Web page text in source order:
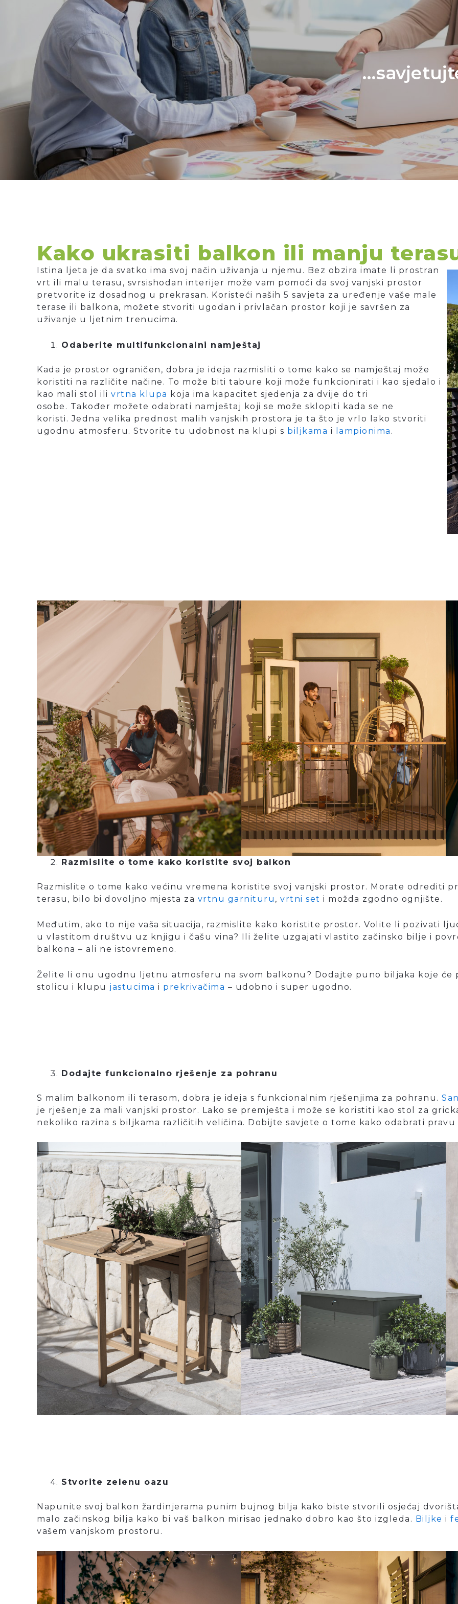
...od idejnog
Kako ukrasiti balkon ili manju
Istina ljeta je da svatko ima svoj način uživanja u njemu. Bez obzira imate li prostran
vrt ili malu terasu, svrsishodan interijer može vam pomoći da svoj vanjski prostor
pretvorite iz dosadnog u prekrasan. Koristeći naših 5 savjeta za uređenje vaše male
terase ili balkona, možete stvoriti ugodan i privlačan prostor koji je savršen za
uživanje u ljetnim trenucima.
Odaberite multifunkcionalni namještaj
Kada je prostor ograničen, dobra je ideja razmisliti o tome kako se namještaj može
koristiti na različite načine. To može biti tabure koji može funkcionirati i kao sjedalo i
kao mali stol ili vrtna klupa koja ima kapacitet sjedenja za dvije do tri
osobe. Također možete odabrati namještaj koji se može sklopiti kada se ne
koristi. Jedna velika prednost malih vanjskih prostora je ta što je vrlo lako stvoriti
ugodnu atmosferu. Stvorite tu udobnost na klupi s biljkama i lampionima .
Razmislite o tome kako koristite svoj balkon
Razmislite o tome kako većinu vremena koristite svoj vanjski prostor. Morate odrediti
terasu, bilo bi dovoljno mjesta za vrtnu garnituru , vrtni set i možda zgodno ognjište.
Međutim, ako to nije vaša situacija, razmislite kako koristite prostor. Volite li pozivati
u vlastitom društvu uz knjigu i čašu vina? Ili želite uzgajati vlastito začinsko bilje i
balkona – ali ne istovremeno.
Želite li onu ugodnu ljetnu atmosferu na svom balkonu? Dodajte puno biljaka koje
stolicu i klupu jastucima i prekrivačima – udobno i super ugodno.
Dodajte funkcionalno rješenje za pohranu
S malim balkonom ili terasom, dobra je ideja s funkcionalnim rješenjima za pohranu.
je rješenje za mali vanjski prostor. Lako se premješta i može se koristiti kao stol za
nekoliko razina s biljkama različitih veličina. Dobijte savjete o tome kako odabrati
Stvorite zelenu oazu
Napunite svoj balkon žardinjerama punim bujnog bilja kako biste stvorili osjećaj
malo začinskog bilja kako bi vaš balkon mirisao jednako dobro kao što izgleda. Biljke i
vašem vanjskom prostoru.